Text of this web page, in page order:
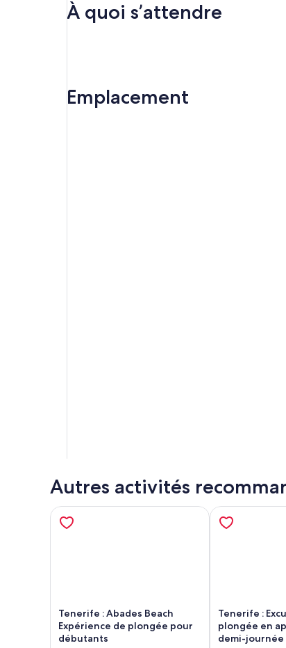
À quoi s’attendre
Emplacement
Autres activités
Tenerife : Abades Beach
Expérience de plongée pour
débutants
Tenerife :
plongée en
demi-journée